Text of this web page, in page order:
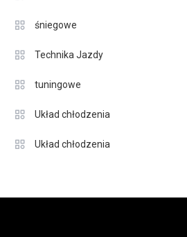
śniegowe
Technika Jazdy
tuningowe
Układ chłodzenia
Układ chłodzenia